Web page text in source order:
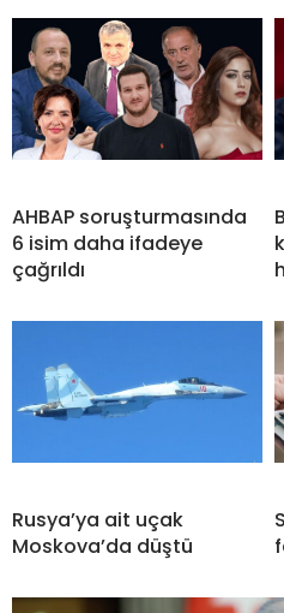
AHBAP soruşturmasında
6 isim daha ifadeye
çağrıldı
Rusya’ya ait uçak
Moskova’da düştü